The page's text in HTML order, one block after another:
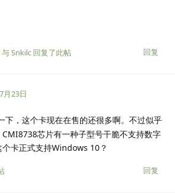
回复
与Snkilc 回复了此帖
月23日
下，这个卡现在在售的还很多啊。不过似乎
芯片有一种子型号干脆不支持数字
卡正式支持Windows 10？
回复